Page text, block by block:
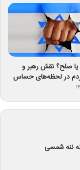
صلح؟ نقش رهبر و
در لحظه‌های حساس
ننه شمسی